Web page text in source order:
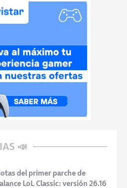
📣
del primer parche de
LoL Classic: versión 26.16